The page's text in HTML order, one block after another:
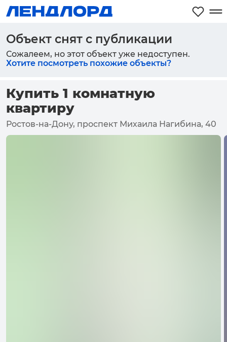
Объект снят с публикации
Сожалеем, но этот объект уже недоступен.
Хотите посмотреть похожие объекты?
Купить 1 комнатную
квартиру
Ростов-на-Дону, проспект Михаила Нагибина, 40